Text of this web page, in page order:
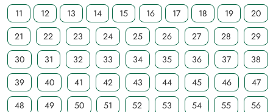
11
12 13 14 15 16 17 18 19
20
21
22 23 24 25 26 27 28
29
30
31 32 33 34 35 36 37
38
39
40 41 42 43 44 45 46
47
48
49 50 51 52 53 54 55
56